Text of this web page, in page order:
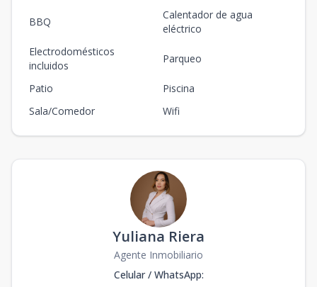
BBQ
Calentador de agua
eléctrico
Electrodomésticos
incluidos
Parqueo
Patio
Piscina
Sala/Comedor
Wifi
Yuliana Riera
Agente Inmobiliario
Celular / WhatsApp: